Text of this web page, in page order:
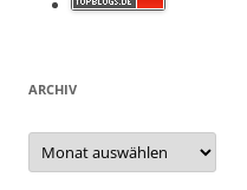
ARCHIV
Archiv